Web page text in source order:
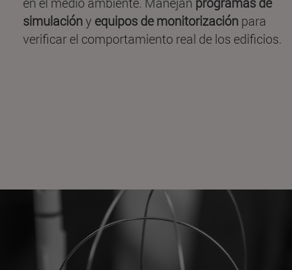
simulacióny equipos de monitorizaciónpara
verificar el comportamiento real de los edificios.